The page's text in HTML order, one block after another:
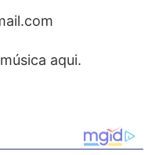
aqui.